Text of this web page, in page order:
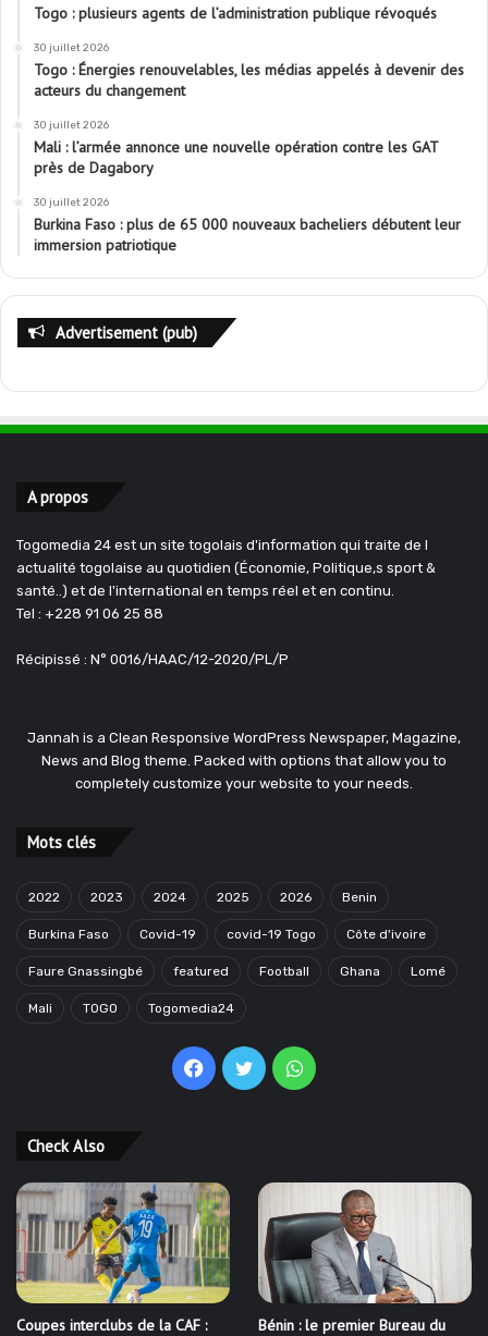
Togo : plusieurs agents de l’administration publique révoqués
30 juillet 2026
Togo : Énergies renouvelables, les médias appelés à devenir des
acteurs du changement
30 juillet 2026
Mali : l’armée annonce une nouvelle opération contre les GAT
près de Dagabory
30 juillet 2026
Burkina Faso : plus de 65 000 nouveaux bacheliers débutent leur
immersion patriotique
Advertisement (pub)
A propos
Togomedia 24 est un site togolais d'information qui traite de l
actualité togolaise au quotidien (Économie, Politique,s sport &
santé..) et de l'international en temps réel et en continu.
Tel : +228 91 06 25 88
Récipissé : N° 0016/HAAC/12-2020/PL/P
Jannah is a Clean Responsive WordPress Newspaper, Magazine,
News and Blog theme. Packed with options that allow you to
completely customize your website to your needs.
Mots clés
2022 2023 2024 2025 2026 Benin
Burkina Faso Covid-19 covid-19 Togo Côte d'ivoire
Faure Gnassingbé featured Football Ghana Lomé
Mali TOGO Togomedia24
Facebook
TwitterWhatsApp
Check Also
Coupes interclubs de la CAF : Bénin : le premier Bureau du